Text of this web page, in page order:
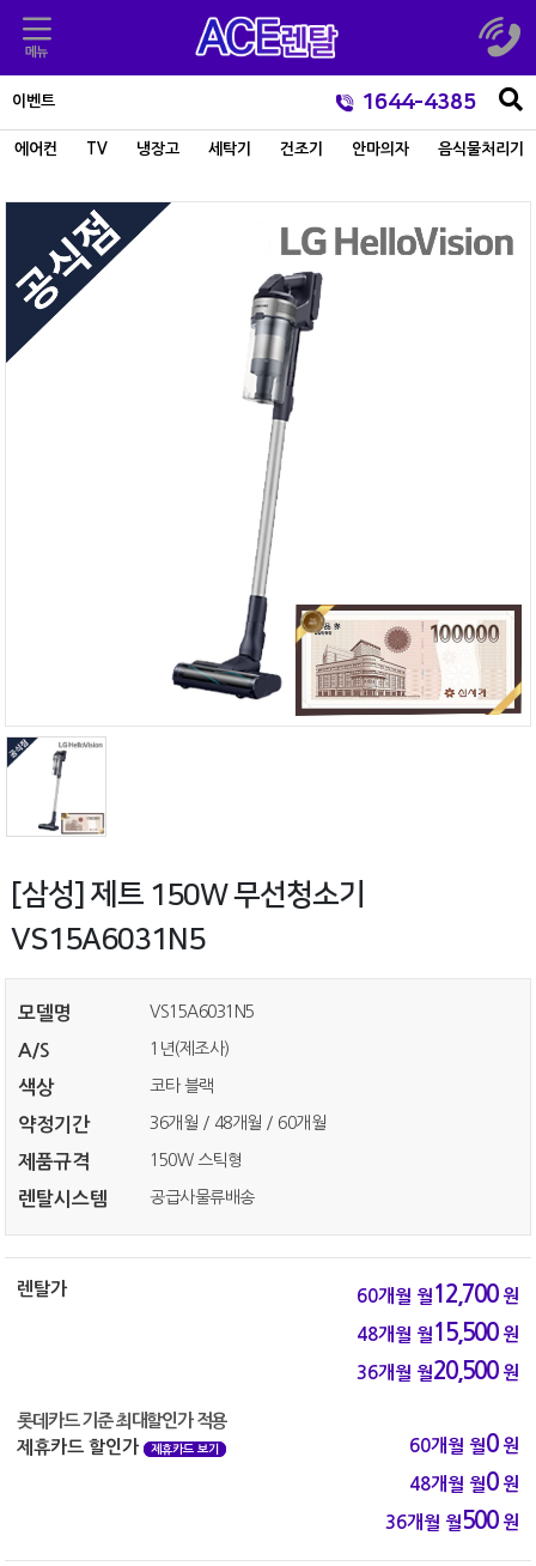
이벤트 1644-4385
에어컨 TV 냉장고 세탁기 건조기 안마의자 음식물처리기
[삼성] 제트 150W 무선청소기
VS15A6031N5
모델명 VS15A6031N5
A/S 1년(제조사)
색상 코타 블랙
약정기간 36개월 / 48개월 / 60개월
제품규격 150W 스틱형
렌탈시스템 공급사물류배송
렌탈가 60개월 월 12,700원
48개월 월 15,500원
36개월 월20,500원
롯데카드 기준 최대할인가 적용
제휴카드 할인가
제휴카드 보기 60개월 월0원
48개월 월0원
36개월 월 500원